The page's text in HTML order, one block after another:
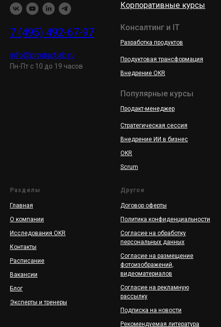
7 (495) 492-67-97
info@productlab.ru
Пн-Пт с 10 до 19 часов
Корпоративные курсы
Консалтинг и IT
Разработка продуктов
Продуктовая трансформация
Внедрение OKR
Популярные курсы
Продакт-менеджер
Стратегическая сессия
Внедрение ИИ в бизнес
OKR
Scrum
Разделы
Главная
О компании
Исследования OKR
Контакты
Расписание
Вакансии
Блог
Эксперты и тренеры
Другое
Договор оферты
Политика конфиденциальности
Согласие на обработку
персональных данных
Согласие на размещение
фотоизображений,
видеоматериалов
Согласие на рекламную
рассылку
Подписка на новости
Рекомендуемая литература